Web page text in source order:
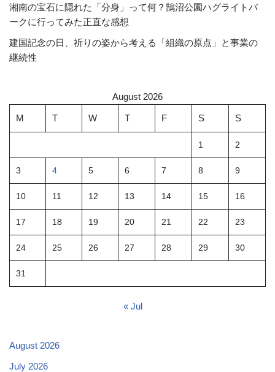
湘南の宝石に隠れた「分身」って何？鵠沼公園ハグライトパ
ークに行ってみた正直な感想
建国記念の日、祈りの姿から考える「組織の原点」と事業の
継続性
August 2026
M T W T F S S
1 2
3 4 5 6 7 8 9
10 11 12 13 14 15 16
17 18 19 20 21 22 23
24 25 26 27 28 29 30
31
« Jul
August 2026
July 2026